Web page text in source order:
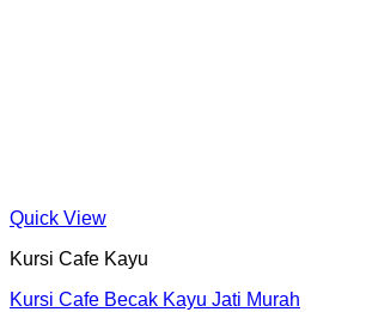
Quick View
Kursi Cafe Kayu
Kursi Cafe Becak Kayu Jati Murah